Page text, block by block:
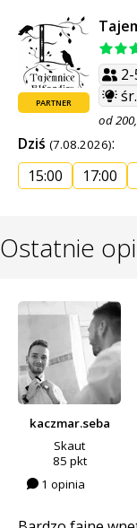
PARTNER
od
Dziś (7.08.2026):
15:00
17:00
Ostatnie
kaczmar.seba
Skaut
85 pkt
1 opinia